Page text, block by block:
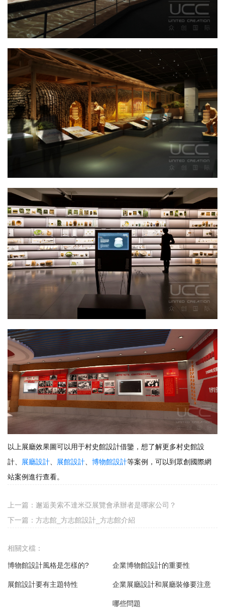
以上展廳效果圖可以用于村史館設計借鑒，想了解更多村史館設
計、
展廳設計 展館設計 博物館設計等案例，可以到眾創國際網
站案例進行查看。
上一篇： 邂逅美索不達米亞展覽會承辦者是哪家公司？
下一篇： 方志館_方志館設計_方志館介紹
相關文檔：
博物館設計風格是怎樣的? 企業博物館設計的重要性
展館設計要有主題特性 企業展廳設計和展廳裝修要注意
哪些問題